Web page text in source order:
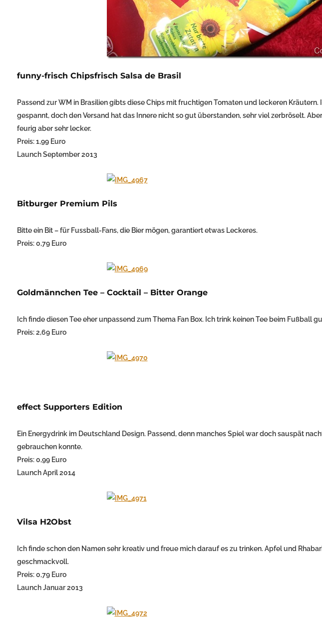
funny-frisch Chipsfrisch Salsa de Brasil
Passend zur WM in Brasilien gibts diese Chips mit fruchtigen Tomaten und leckeren
gespannt, doch den Versand hat das Innere nicht so gut überstanden, sehr viel zerbröselt.
feurig aber sehr lecker.
Preis: 1,99 Euro
Launch September 2013
Bitburger Premium Pils
Bitte ein Bit – für Fussball-Fans, die Bier mögen, garantiert etwas Leckeres.
Preis: 0,79 Euro
Goldmännchen Tee – Cocktail – Bitter Orange
Ich finde diesen Tee eher unpassend zum Thema Fan Box. Ich trink keinen Tee beim Fußball
Preis: 2,69 Euro
effect Supporters Edition
Ein Energydrink im Deutschland Design. Passend, denn manches Spiel war doch sauspät
gebrauchen konnte.
Preis: 0,99 Euro
Launch April 2014
Vilsa H2Obst
Ich finde schon den Namen sehr kreativ und freue mich darauf es zu trinken. Apfel und
geschmackvoll.
Preis: 0,79 Euro
Launch Januar 2013